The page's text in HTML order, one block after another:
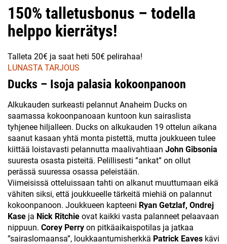
150% talletusbonus – todella
helppo kierrätys!
Talleta 20€ ja saat heti 50€ pelirahaa!
LUNASTA TARJOUS
Ducks – Isoja palasia kokoonpanoon
Alkukauden surkeasti pelannut Anaheim Ducks on
saamassa kokoonpanoaan kuntoon kun sairaslista
tyhjenee hiljalleen. Ducks on alkukauden 19 ottelun aikana
saanut kasaan yhtä monta pistettä, mutta joukkueen tulee
kiittää loistavasti pelannutta maalivahtiaan John Gibsonia
suuresta osasta pisteitä. Pelillisesti ”ankat” on ollut
perässä suuressa osassa peleistään.
Viimeisissä otteluissaan tahti on alkanut muuttumaan eikä
vähiten siksi, että joukkueelle tärkeitä miehiä on palannut
kokoonpanoon. Joukkueen kapteeni Ryan Getzlaf, Ondrej
Kase ja Nick Ritchie ovat kaikki vasta palanneet pelaavaan
nippuun. Corey Perry on pitkäaikaispotilas ja jatkaa
”sairaslomaansa”, loukkaantumisherkkä Patrick Eaves kävi